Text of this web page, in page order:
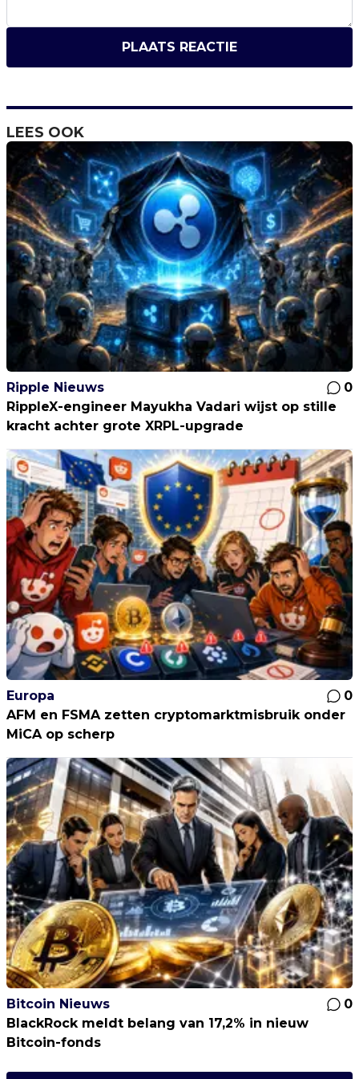
PLAATS REACTIE
LEES OOK
Ripple Nieuws
0
RippleX-engineer Mayukha Vadari wijst op stille
kracht achter grote XRPL-upgrade
Europa
0
AFM en FSMA zetten cryptomarktmisbruik onder
MiCA op scherp
Bitcoin Nieuws
0
BlackRock meldt belang van 17,2% in nieuw
Bitcoin-fonds